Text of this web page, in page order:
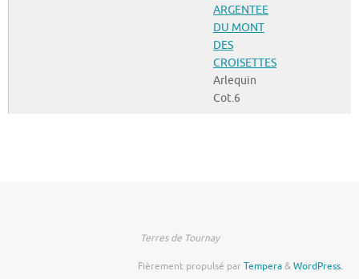
ARGENTEE
DU MONT
DES
CROISETTES
Arlequin
Cot.6
Terres de Tournay
Fièrement propulsé parTempera&WordPress.